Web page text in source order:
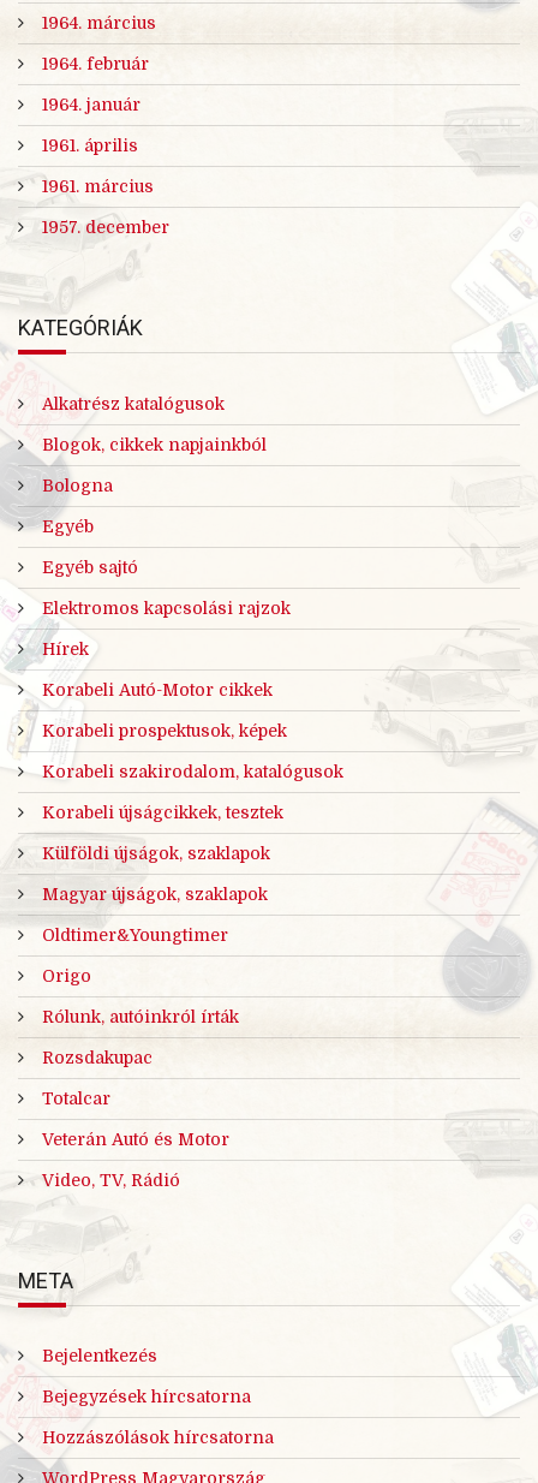
1964. március
1964. február
1964. január
1961. április
1961. március
1957. december
KATEGÓRIÁK
Alkatrész katalógusok
Blogok, cikkek napjainkból
Bologna
Egyéb
Egyéb sajtó
Elektromos kapcsolási rajzok
Hírek
Korabeli Autó-Motor cikkek
Korabeli prospektusok, képek
Korabeli szakirodalom, katalógusok
Korabeli újságcikkek, tesztek
Külföldi újságok, szaklapok
Magyar újságok, szaklapok
Oldtimer&Youngtimer
Origo
Rólunk, autóinkról írták
Rozsdakupac
Totalcar
Veterán Autó és Motor
Video, TV, Rádió
META
Bejelentkezés
Bejegyzések hírcsatorna
Hozzászólások hírcsatorna
WordPress Magyarország